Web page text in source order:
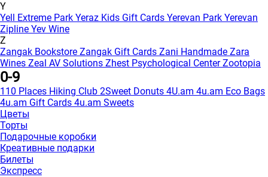
Y
Yell Extreme Park Yeraz Kids Gift Cards Yerevan Park Yerevan
Zipline Yev Wine
Z
Zangak Bookstore Zangak Gift Cards Zani Handmade Zara
Wines Zeal AV Solutions Zhest Psychological CenterZootopia
0-9
110 Places Hiking Club 2Sweet Donuts 4U.am 4u.am Eco Bags
4u.am Gift Cards 4u.am Sweets
Цветы
Торты
Подарочные коробки
Креативные подарки
Билеты
Экспресс